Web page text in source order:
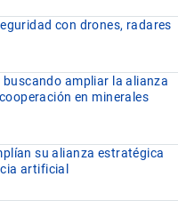
con drones, radares
ampliar la alianza
en minerales
su alianza estratégica
artificial